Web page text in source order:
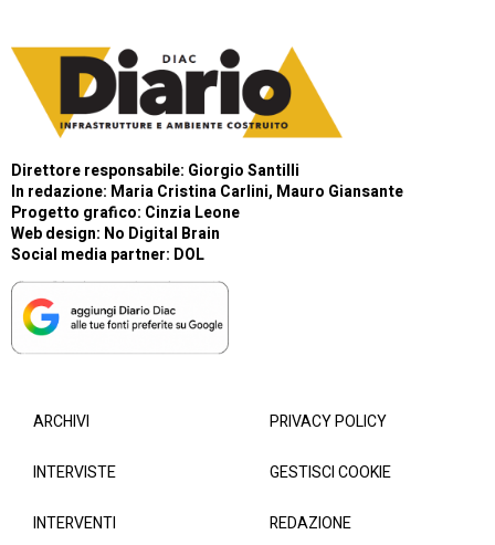
Direttore responsabile: Giorgio Santilli
In redazione: Maria Cristina Carlini, Mauro Giansante
Progetto grafico: Cinzia Leone
Web design: No Digital Brain
Social media partner: DOL
ARCHIVI
INTERVISTE
INTERVENTI
PRIVACY POLICY
GESTISCI COOKIE
REDAZIONE